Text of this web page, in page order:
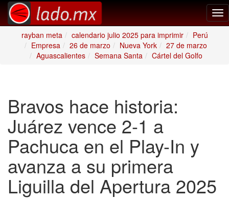
rayban meta
calendario julio 2025 para imprimir
Perú
Empresa
26 de marzo Nueva York
27 de marzo
Aguascalientes
Semana Santa Cártel del Golfo
Bravos hace historia:
Juárez vence 2-1 a
Pachuca en el Play-In y
avanza a su primera
Liguilla del Apertura 2025